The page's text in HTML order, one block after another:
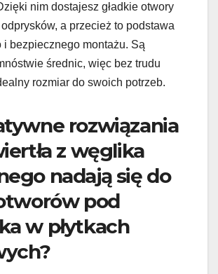
nim dostajesz gładkie otwory
a przecież to podstawa
i bezpiecznego montażu. Są
średnic, więc bez trudu
rozmiar do swoich potrzeb.
rozwiązania
z węglika
nadają się do
pod
w płytkach